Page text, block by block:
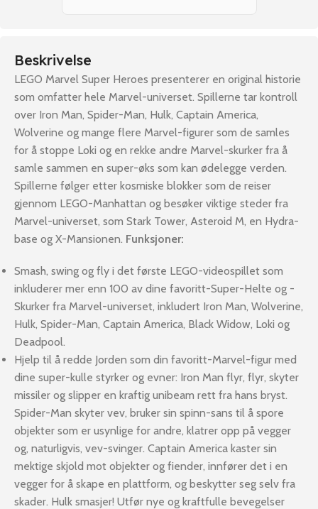
Beskrivelse
LEGO Marvel Super Heroes presenterer en original historie
som omfatter hele Marvel-universet. Spillerne tar kontroll
over Iron Man, Spider-Man, Hulk, Captain America,
Wolverine og mange flere Marvel-figurer som de samles
for å stoppe Loki og en rekke andre Marvel-skurker fra å
samle sammen en super-øks som kan ødelegge verden.
Spillerne følger etter kosmiske blokker som de reiser
gjennom LEGO-Manhattan og besøker viktige steder fra
Marvel-universet, som Stark Tower, Asteroid M, en Hydra-
base og X-Mansionen. Funksjoner:
Smash, swing og fly i det første LEGO-videospillet som
inkluderer mer enn 100 av dine favoritt-Super-Helte og -
Skurker fra Marvel-universet, inkludert Iron Man, Wolverine,
Hulk, Spider-Man, Captain America, Black Widow, Loki og
Deadpool.
Hjelp til å redde Jorden som din favoritt-Marvel-figur med
dine super-kulle styrker og evner: Iron Man flyr, flyr, skyter
missiler og slipper en kraftig unibeam rett fra hans bryst.
Spider-Man skyter vev, bruker sin spinn-sans til å spore
objekter som er usynlige for andre, klatrer opp på vegger
og, naturligvis, vev-svinger. Captain America kaster sin
mektige skjold mot objekter og fiender, innfører det i en
vegger for å skape en plattform, og beskytter seg selv fra
skader. Hulk smasjer! Utfør nye og kraftfulle bevegelser